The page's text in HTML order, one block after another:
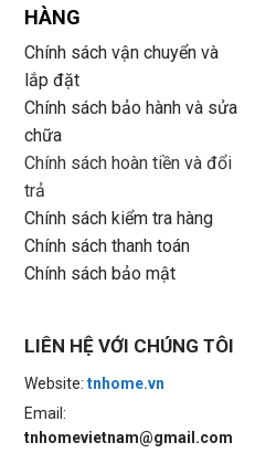
HÀNG
Chính sách vận chuyển và
lắp đặt
Chính sách bảo hành và sửa
chữa
Chính sách hoàn tiền và đổi
trả
Chính sách kiểm tra hàng
Chính sách thanh toán
Chính sách bảo mật
LIÊN HỆ VỚI CHÚNG TÔI
Website: tnhome.vn
Email:
tnhomevietnam@gmail.com